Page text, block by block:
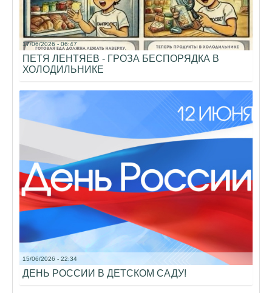
17/06/2026 - 06:47
ПЕТЯ ЛЕНТЯЕВ - ГРОЗА БЕСПОРЯДКА В
ХОЛОДИЛЬНИКЕ
15/06/2026 - 22:34
ДЕНЬ РОССИИ В ДЕТСКОМ САДУ!